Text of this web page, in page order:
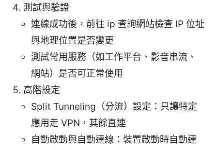
測試與驗證
連線成功後，前往 ip 查詢網站檢查 IP 位址
與地理位置是否變更
測試常用服務（如工作平台、影音串流、
網站）是否可正常使用
高階設定
Split Tunneling（分流）設定：只讓特定
應用走 VPN，其餘直連
自動啟動與自動連線：裝置啟動時自動連